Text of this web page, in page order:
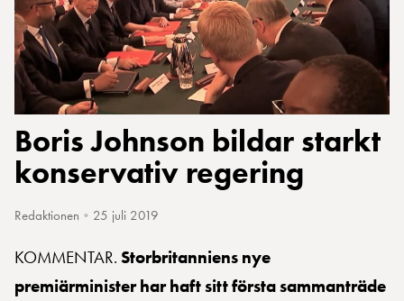
Boris Johnson bildar starkt
konservativ regering
Redaktionen • 25 juli 2019
KOMMENTAR. Storbritanniens nye
premiärminister har haft sitt första sammanträde